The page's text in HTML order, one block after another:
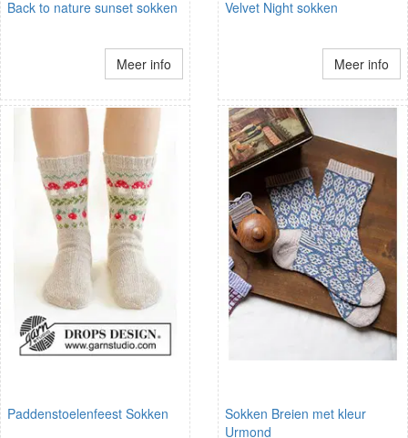
Back to nature sunset sokken
Meer info
Velvet Night sokken
Meer info
Paddenstoelenfeest Sokken
Sokken Breien met kleur
Urmond